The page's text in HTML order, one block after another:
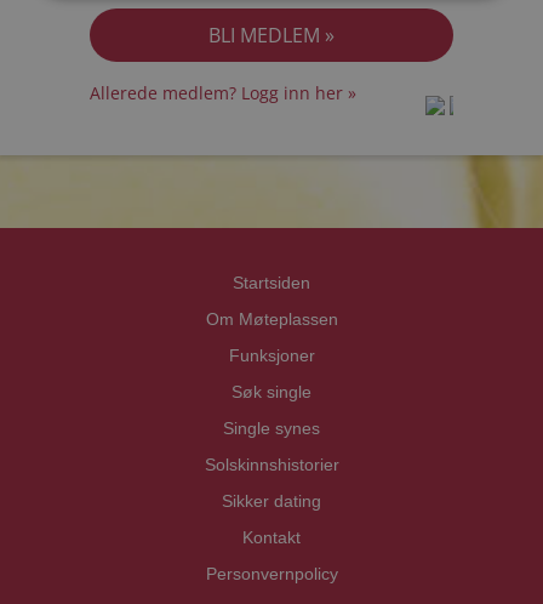
Allerede medlem? Logg inn her »
Startsiden
Om Møteplassen
Funksjoner
Søk single
Single synes
Solskinnshistorier
Sikker dating
Kontakt
Personvernpolicy